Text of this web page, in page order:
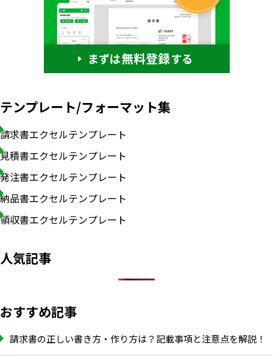
テンプレート/フォーマット集
請求書エクセルテンプレート
見積書エクセルテンプレート
発注書エクセルテンプレート
納品書エクセルテンプレート
領収書エクセルテンプレート
人気記事
おすすめ記事
請求書の正しい書き方・作り方は？記載事項と注意点を解説！